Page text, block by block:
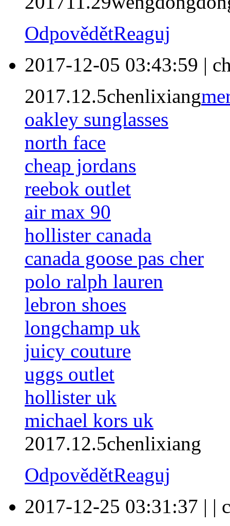
OdpovědětReaguj
2017-12-05 03:43:59 |
2017.12.5chenlixiang
oakley sunglasses
north face
cheap jordans
reebok outlet
air max 90
hollister canada
canada goose pas cher
polo ralph lauren
lebron shoes
longchamp uk
juicy couture
uggs outlet
hollister uk
michael kors uk
2017.12.5chenlixiang
OdpovědětReaguj
2017-12-25 03:31:37 | |